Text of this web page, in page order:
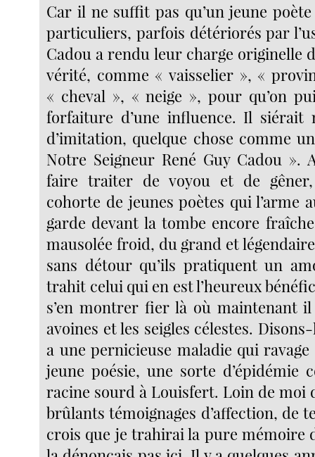
Car il ne suffit pas qu’un jeune
particuliers, parfois détériorés par
Cadou a rendu leur charge originelle
vérité, comme « vaisselier », «
« cheval », « neige », pour qu’on
forfaiture d’une influence. Il siérait
d’imitation, quelque chose comme
Notre Seigneur René Guy Cadou ».
faire traiter de voyou et de
cohorte de jeunes poètes qui l’arme
garde devant la tombe encore
mausolée froid, du grand et
sans détour qu’ils pratiquent un
trahit celui qui en est l’heureux
s’en montrer fier là où maintenant
avoines et les seigles célestes.
a une pernicieuse maladie qui
jeune poésie, une sorte d’épidémie
racine sourd à Louisfert. Loin de moi
brûlants témoignages d’affection, de
crois que je trahirai la pure mémoire